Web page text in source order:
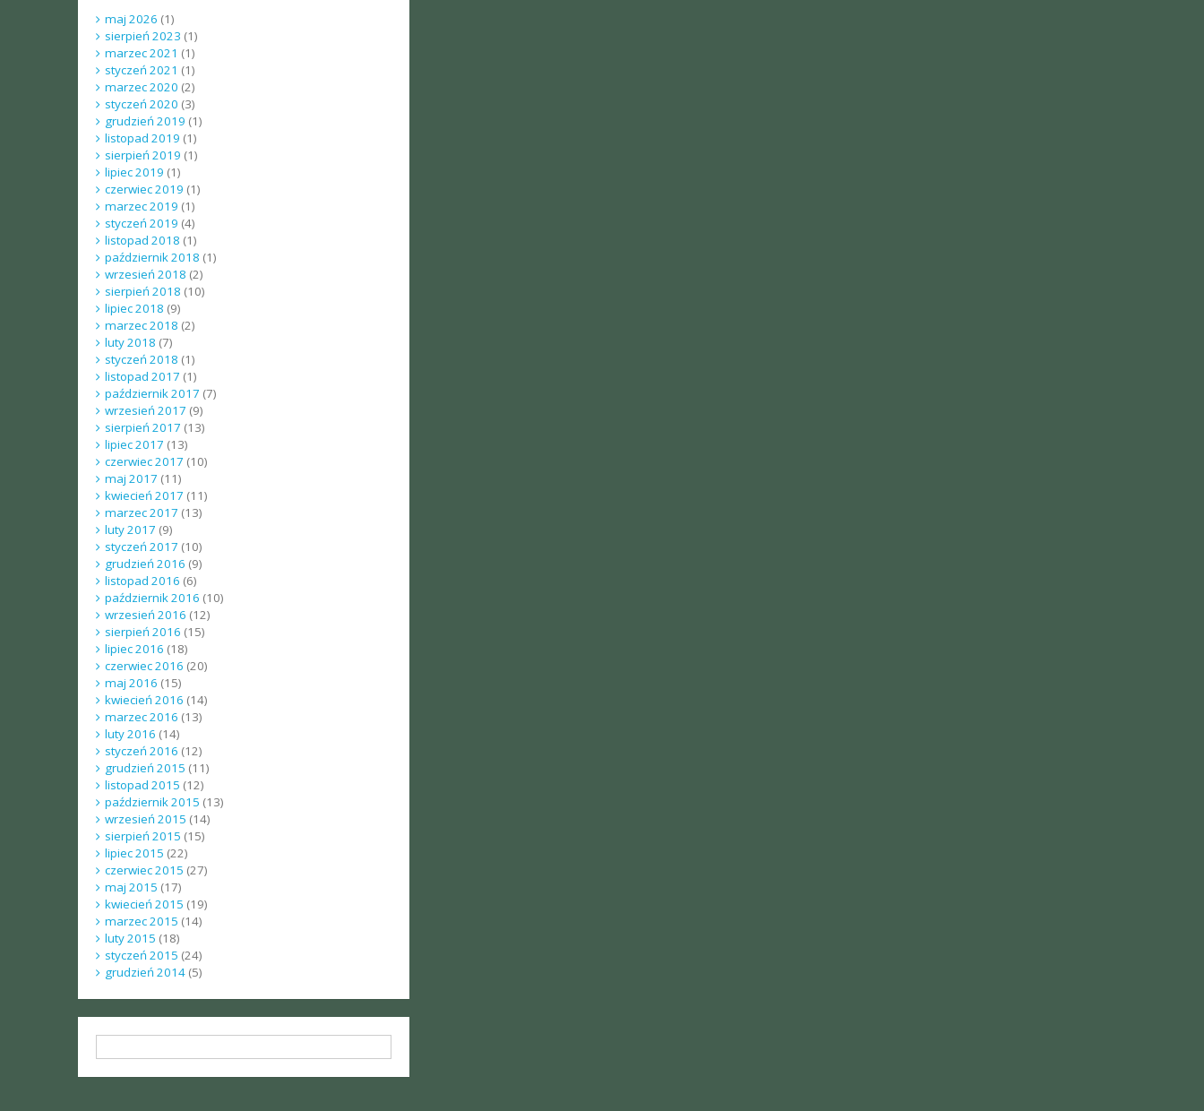
maj 2026 (1)
sierpień 2023 (1)
marzec 2021 (1)
styczeń 2021 (1)
marzec 2020 (2)
styczeń 2020 (3)
grudzień 2019 (1)
listopad 2019 (1)
sierpień 2019 (1)
lipiec 2019 (1)
czerwiec 2019 (1)
marzec 2019 (1)
styczeń 2019 (4)
listopad 2018 (1)
październik 2018 (1)
wrzesień 2018 (2)
sierpień 2018 (10)
lipiec 2018 (9)
marzec 2018 (2)
luty 2018 (7)
styczeń 2018 (1)
listopad 2017 (1)
październik 2017 (7)
wrzesień 2017 (9)
sierpień 2017 (13)
lipiec 2017 (13)
czerwiec 2017 (10)
maj 2017 (11)
kwiecień 2017 (11)
marzec 2017 (13)
luty 2017 (9)
styczeń 2017 (10)
grudzień 2016 (9)
listopad 2016 (6)
październik 2016 (10)
wrzesień 2016 (12)
sierpień 2016 (15)
lipiec 2016 (18)
czerwiec 2016 (20)
maj 2016 (15)
kwiecień 2016 (14)
marzec 2016 (13)
luty 2016 (14)
styczeń 2016 (12)
grudzień 2015 (11)
listopad 2015 (12)
październik 2015 (13)
wrzesień 2015 (14)
sierpień 2015 (15)
lipiec 2015 (22)
czerwiec 2015 (27)
maj 2015 (17)
kwiecień 2015 (19)
marzec 2015 (14)
luty 2015 (18)
styczeń 2015 (24)
grudzień 2014(5)